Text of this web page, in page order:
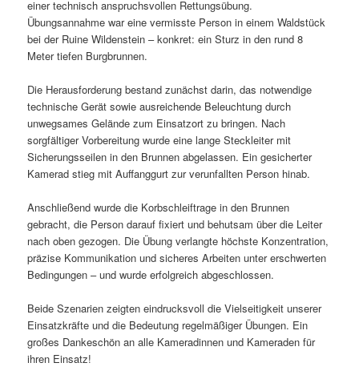
einer technisch anspruchsvollen Rettungsübung.
Übungsannahme war eine vermisste Person in einem Waldstück
bei der Ruine Wildenstein – konkret: ein Sturz in den rund 8
Meter tiefen Burgbrunnen.
Die Herausforderung bestand zunächst darin, das notwendige
technische Gerät sowie ausreichende Beleuchtung durch
unwegsames Gelände zum Einsatzort zu bringen. Nach
sorgfältiger Vorbereitung wurde eine lange Steckleiter mit
Sicherungsseilen in den Brunnen abgelassen. Ein gesicherter
Kamerad stieg mit Auffanggurt zur verunfallten Person hinab.
Anschließend wurde die Korbschleiftrage in den Brunnen
gebracht, die Person darauf fixiert und behutsam über die Leiter
nach oben gezogen. Die Übung verlangte höchste Konzentration,
präzise Kommunikation und sicheres Arbeiten unter erschwerten
Bedingungen – und wurde erfolgreich abgeschlossen.
Beide Szenarien zeigten eindrucksvoll die Vielseitigkeit unserer
Einsatzkräfte und die Bedeutung regelmäßiger Übungen. Ein
großes Dankeschön an alle Kameradinnen und Kameraden für
ihren Einsatz!